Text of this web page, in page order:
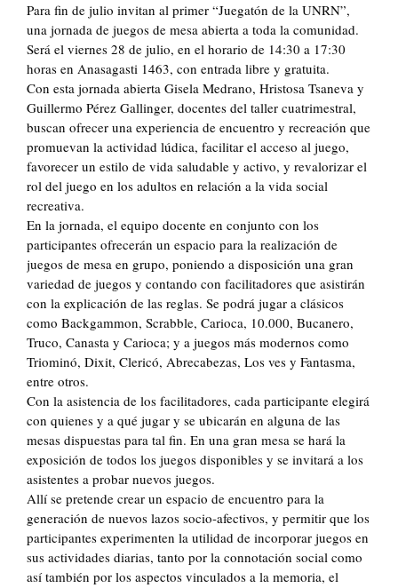
Para fin de julio invitan al primer “Juegatón de la UNRN”,
una jornada de juegos de mesa abierta a toda la comunidad.
Será el viernes 28 de julio, en el horario de 14:30 a 17:30
horas en Anasagasti 1463, con entrada libre y gratuita.
Con esta jornada abierta Gisela Medrano, Hristosa Tsaneva y
Guillermo Pérez Gallinger, docentes del taller cuatrimestral,
buscan ofrecer una experiencia de encuentro y recreación que
promuevan la actividad lúdica, facilitar el acceso al juego,
favorecer un estilo de vida saludable y activo, y revalorizar el
rol del juego en los adultos en relación a la vida social
recreativa.
En la jornada, el equipo docente en conjunto con los
participantes ofrecerán un espacio para la realización de
juegos de mesa en grupo, poniendo a disposición una gran
variedad de juegos y contando con facilitadores que asistirán
con la explicación de las reglas. Se podrá jugar a clásicos
como Backgammon, Scrabble, Carioca, 10.000, Bucanero,
Truco, Canasta y Carioca; y a juegos más modernos como
Triominó, Dixit, Clericó, Abrecabezas, Los ves y Fantasma,
entre otros.
Con la asistencia de los facilitadores, cada participante elegirá
con quienes y a qué jugar y se ubicarán en alguna de las
mesas dispuestas para tal fin. En una gran mesa se hará la
exposición de todos los juegos disponibles y se invitará a los
asistentes a probar nuevos juegos.
Allí se pretende crear un espacio de encuentro para la
generación de nuevos lazos socio-afectivos, y permitir que los
participantes experimenten la utilidad de incorporar juegos en
sus actividades diarias, tanto por la connotación social como
así también por los aspectos vinculados a la memoria, el